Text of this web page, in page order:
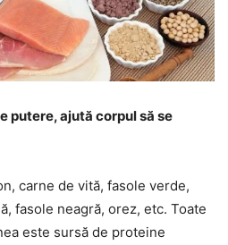
putere, ajută corpul să se
carne de vită, fasole verde,
fasole neagră, orez, etc. Toate
este sursă de proteine